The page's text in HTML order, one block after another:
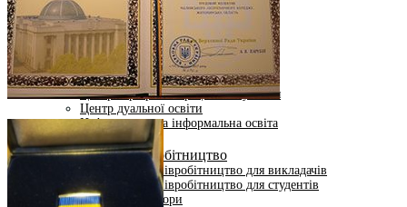
Студентам
Денна форма навчання
Заочна форма навчання
Студентська рада
Документація. Карантин
Документація. Воєнний стан
Центр кар’єри та працевлаштування
Центр дуальної освіти
Неформальна та інформальна освіта
Вступникам
Міжнародне співробітництво
Міжнародне співробітництво для викладачів
Міжнародне співробітництво для студентів
Угоди та договори